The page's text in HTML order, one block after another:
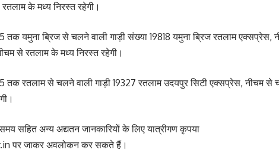
के मध्‍य निरस्‍त रहेगी।
यमुना ब्रिज से चलने वाली गाड़ी संख्‍या 19818 यमुना ब्रिज रतलाम एक्‍सप्रेस,
से रतलाम के मध्‍य निरस्‍त रहेगी।
रतलाम से चलने वाली गाड़ी 19327 रतलाम उदयपुर सिटी एक्‍सप्रेस, नीचम से
सहित अन्‍य अद्यतन जानकारियों के लिए यात्रीगण कृपया
पर जाकर अवलोकन कर सकते हैं।